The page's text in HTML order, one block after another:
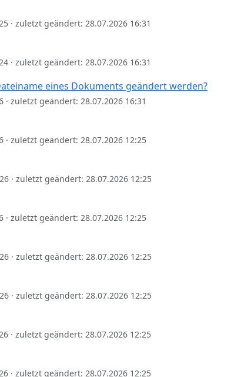
· zuletzt geändert: 28.07.2026 16:31
· zuletzt geändert: 28.07.2026 16:31
eines Dokuments geändert werden?
· zuletzt geändert: 28.07.2026 16:31
· zuletzt geändert: 28.07.2026 12:25
· zuletzt geändert: 28.07.2026 12:25
· zuletzt geändert: 28.07.2026 12:25
· zuletzt geändert: 28.07.2026 12:25
· zuletzt geändert: 28.07.2026 12:25
· zuletzt geändert: 28.07.2026 12:25
· zuletzt geändert: 28.07.2026 12:25